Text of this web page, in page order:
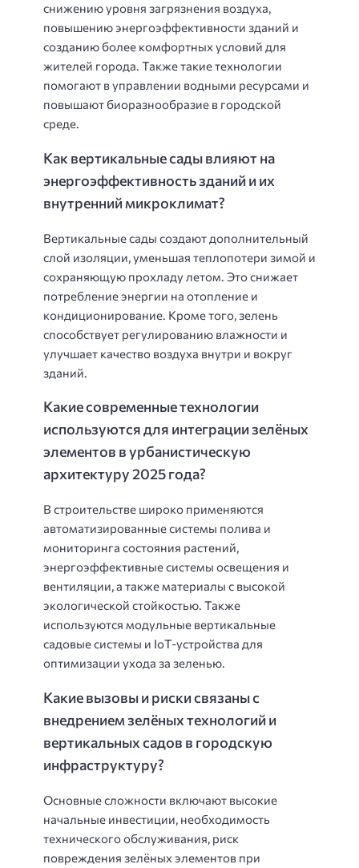
снижению уровня загрязнения воздуха,
повышению энергоэффективности зданий и
созданию более комфортных условий для
жителей города. Также такие технологии
помогают в управлении водными ресурсами и
повышают биоразнообразие в городской
среде.
Как вертикальные сады влияют на
энергоэффективность зданий и их
внутренний микроклимат?
Вертикальные сады создают дополнительный
слой изоляции, уменьшая теплопотери зимой и
сохраняющую прохладу летом. Это снижает
потребление энергии на отопление и
кондиционирование. Кроме того, зелень
способствует регулированию влажности и
улучшает качество воздуха внутри и вокруг
зданий.
Какие современные технологии
используются для интеграции зелёных
элементов в урбанистическую
архитектуру 2025 года?
В строительстве широко применяются
автоматизированные системы полива и
мониторинга состояния растений,
энергоэффективные системы освещения и
вентиляции, а также материалы с высокой
экологической стойкостью. Также
используются модульные вертикальные
садовые системы и IoT-устройства для
оптимизации ухода за зеленью.
Какие вызовы и риски связаны с
внедрением зелёных технологий и
вертикальных садов в городскую
инфраструктуру?
Основные сложности включают высокие
начальные инвестиции, необходимость
технического обслуживания, риск
повреждения зелёных элементов при